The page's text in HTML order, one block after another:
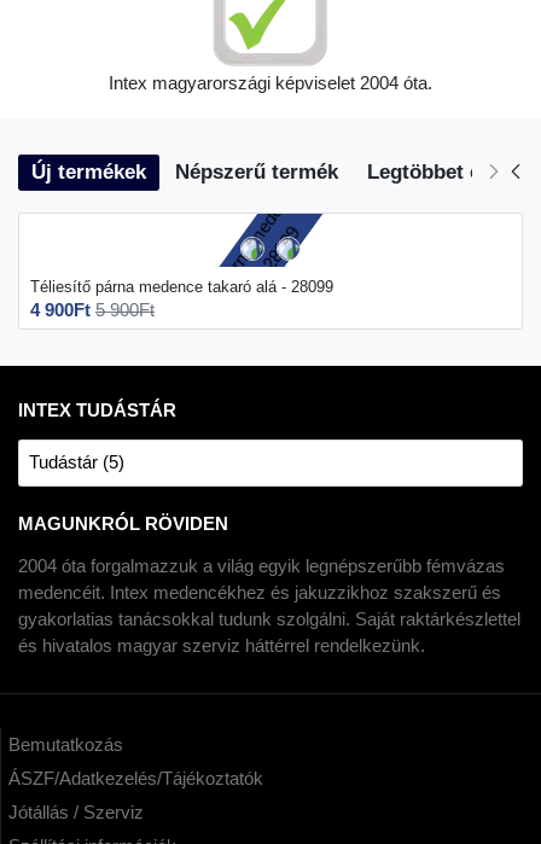
Intex magyarországi képviselet 2004 óta.
Új termékek Népszerű termék Legtöbbet eladott
Téliesítő párna medence takaró alá - 28099
4 900Ft 5 900Ft
INTEX TUDÁSTÁR
Tudástár (5)
MAGUNKRÓL RÖVIDEN
2004 óta forgalmazzuk a világ egyik legnépszerűbb fémvázas
medencéit. Intex medencékhez és jakuzzikhoz szakszerű és
gyakorlatias tanácsokkal tudunk szolgálni. Saját raktárkészlettel
és hivatalos magyar szerviz háttérrel rendelkezünk.
Bemutatkozás
ÁSZF/Adatkezelés/Tájékoztatók
Jótállás / Szerviz